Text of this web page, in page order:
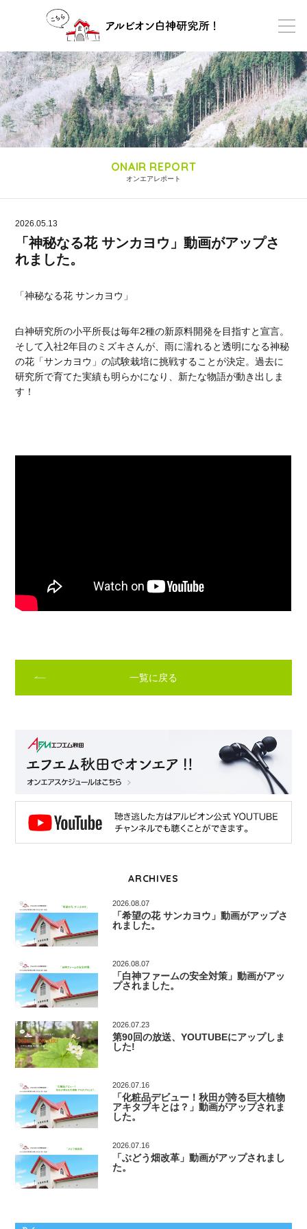
ONAIR REPORT
オンエアレポート
2026.05.13
「神秘なる花 サンカヨウ」動画がアップさ
れました。
「神秘なる花 サンカヨウ」
白神研究所の小平所長は毎年2種の新原料開発を目指すと宣言。
そして入社2年目のミズキさんが、雨に濡れると透明になる神秘
の花「サンカヨウ」の試験栽培に挑戦することが決定。過去に
研究所で育てた実績も明らかになり、新たな物語が動き出しま
す！
一覧に戻る
ARCHIVES
2026.08.07
「希望の花 サンカヨウ」動画がアップさ
れました。
2026.08.07
「白神ファームの安全対策」動画がアッ
プされました。
2026.07.23
第90回の放送、YOUTUBEにアップしま
した!
2026.07.16
「化粧品デビュー！秋田が誇る巨大植物
アキタブキとは？」動画がアップされま
した。
2026.07.16
「ぶどう畑改革」動画がアップされまし
た。